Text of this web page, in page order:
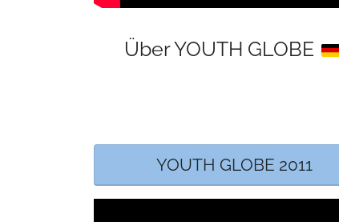
Über YOUTH GLOBE
YOUTH GLOBE 2011